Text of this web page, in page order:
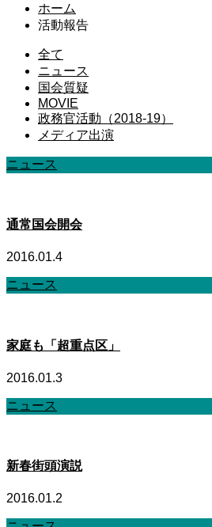
ホーム
活動報告
全て
ニュース
国会質疑
MOVIE
政務官活動（2018-19）
メディア出演
ニュース
通常国会開会
2016.01.4
ニュース
家庭も「超重点区」
2016.01.3
ニュース
新春街頭演説
2016.01.2